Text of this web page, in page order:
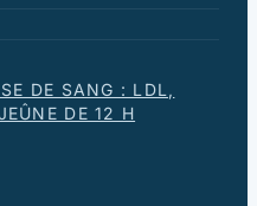
DE SANG : LDL,
DE 12 H